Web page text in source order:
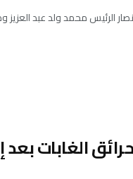
أنصار الرئيس محمد ولد عبد
بعد إجلاء 39